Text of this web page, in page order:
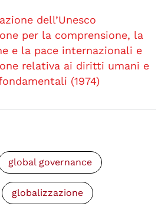
dell’Unesco
per la comprensione, la
e la pace internazionali e
relativa ai diritti umani e
(1974)
global governance
globalizzazione